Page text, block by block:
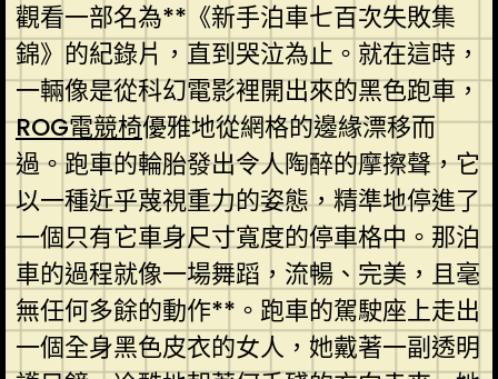
觀看一部名為**《新手泊車七百次失敗集
錦》的紀錄片，直到哭泣為止。就在這時，
一輛像是從科幻電影裡開出來的黑色跑車，
ROG電競椅優雅地從網格的邊緣漂移而
過。跑車的輪胎發出令人陶醉的摩擦聲，它
以一種近乎蔑視重力的姿態，精準地停進了
一個只有它車身尺寸寬度的停車格中。那泊
車的過程就像一場舞蹈，流暢、完美，且毫
無任何多餘的動作**。跑車的駕駛座上走出
一個全身黑色皮衣的女人，她戴著一副透明